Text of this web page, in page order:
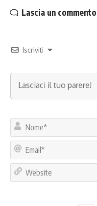
Lascia un commento
Iscriviti